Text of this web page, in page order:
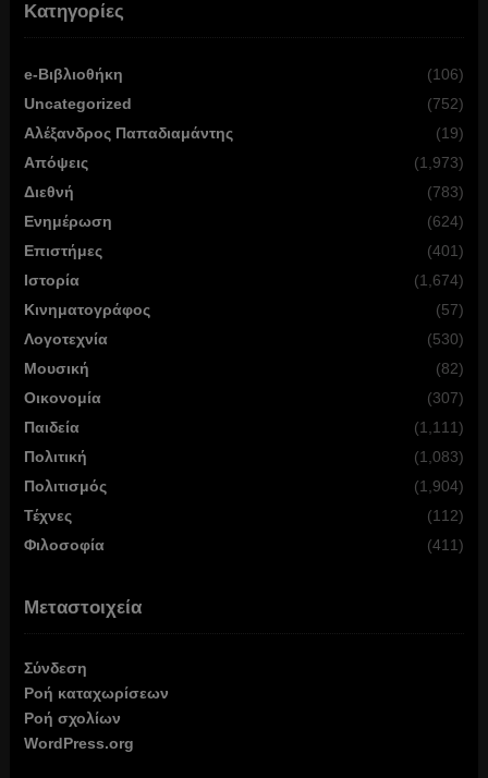
Κατηγορίες
e-Βιβλιοθήκη
(106)
Uncategorized
(752)
Αλέξανδρος Παπαδιαμάντης
(19)
Απόψεις
(1,973)
Διεθνή
(783)
Ενημέρωση
(624)
Επιστήμες
(401)
Ιστορία
(1,674)
Κινηματογράφος
(57)
Λογοτεχνία
(530)
Μουσική
(82)
Οικονομία
(307)
Παιδεία
(1,111)
Πολιτική
(1,083)
Πολιτισμός
(1,904)
Τέχνες
(112)
Φιλοσοφία
(411)
Μεταστοιχεία
Σύνδεση
Ροή καταχωρίσεων
Ροή σχολίων
WordPress.org